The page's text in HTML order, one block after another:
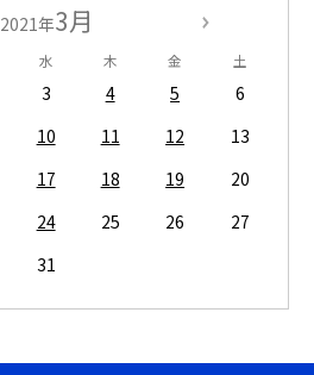
2021年3月
水 木 金 土
3 4 5
6
10 11 12
13
17 18 19
20
24 25 26
27
31